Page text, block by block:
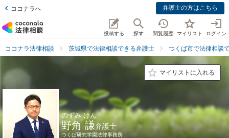
ココナラへ 弁護士の方はこちら
投稿する 探す 閲覧履歴 マイリスト ログイン
ココナラ法律相談 茨城県で法律相談できる弁護士 つくば市で法律相談
マイリストに入れる
のずみ けん
野角 謙弁護士
つくば研究学園法律事務所